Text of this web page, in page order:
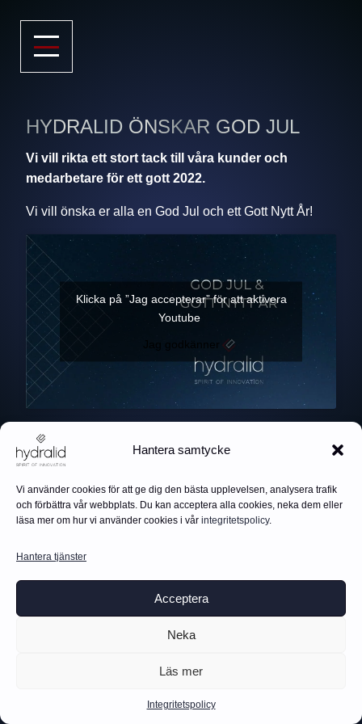
Hantera samtycke
Vi använder cookies för att ge dig den bästa upplevelsen, analysera trafik
och förbättra vår webbplats. Du kan acceptera alla cookies, neka dem eller
läsa mer om hur vi använder cookies i vår integritetspolicy.
Hantera tjänster
Acceptera
Neka
Läs mer
Integritetspolicy
HYDRALID ÖNSKAR GOD JUL
Vi vill rikta ett stort tack till våra kunder och
medarbetare för ett gott 2022.
Vi vill önska er alla en God Jul och ett Gott Nytt År!
Klicka på ”Jag accepterar” för att aktivera
Youtube
Jag godkänner